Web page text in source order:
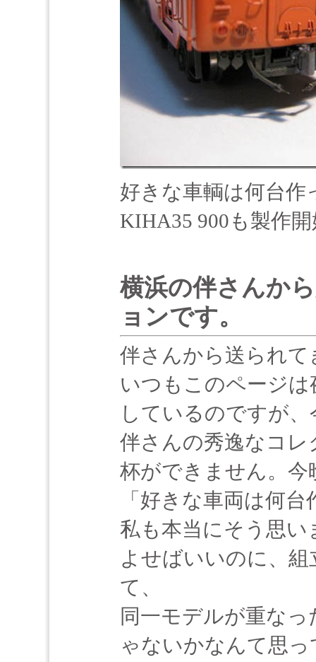
好きな車輌は何台
KIHA35 900も製作
横浜の伴さんか
ョンです。
伴さんから送られ
いつもこのページ
しているのですが
伴さんの秀逸なコ
杯ができません。
「好きな車両は何
私も本当にそう思い
よせばいいのに、
て、
同一モデルが重な
ゃないかなんて思